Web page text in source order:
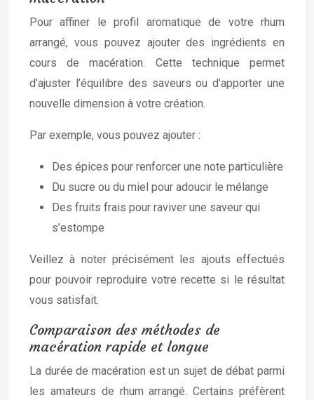
Pour affiner le profil aromatique de votre rhum
arrangé, vous pouvez ajouter des ingrédients en
cours de macération. Cette technique permet
d’ajuster l’équilibre des saveurs ou d’apporter une
nouvelle dimension à votre création.
Par exemple, vous pouvez ajouter :
Des épices pour renforcer une note particulière
Du sucre ou du miel pour adoucir le mélange
Des fruits frais pour raviver une saveur qui
s’estompe
Veillez à noter précisément les ajouts effectués
pour pouvoir reproduire votre recette si le résultat
vous satisfait.
Comparaison des méthodes de
macération rapide et longue
La durée de macération est un sujet de débat parmi
les amateurs de rhum arrangé. Certains préfèrent